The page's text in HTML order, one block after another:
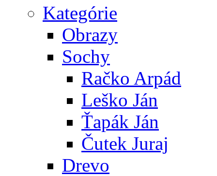
Kategórie
Obrazy
Sochy
Račko Arpád
Leško Ján
Ťapák Ján
Čutek Juraj
Drevo